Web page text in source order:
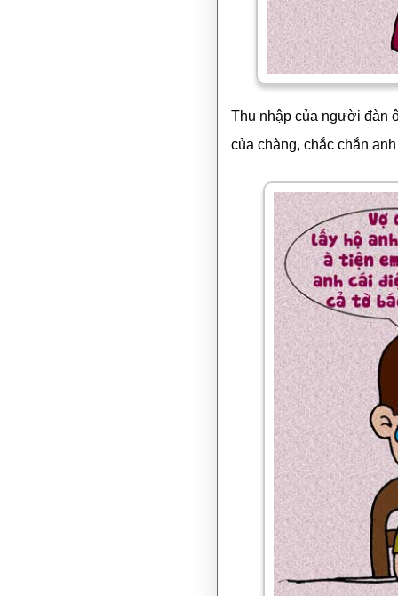
Thu nhập của người đàn
của chàng, chắc chắn